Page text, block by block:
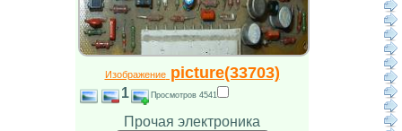
Изображениеpicture(33703)
1 Просмотров 4541
Прочая электроника